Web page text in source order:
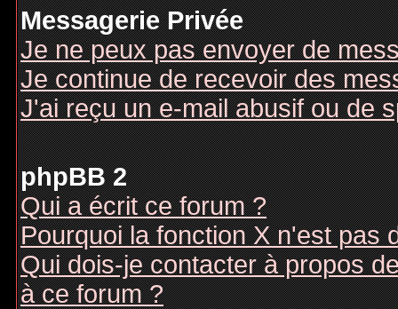
Messagerie Privée
Je ne peux pas envoyer de
Je continue de recevoir des
J'ai reçu un e-mail abusif ou de
phpBB 2
Qui a écrit ce forum ?
Pourquoi la fonction X n'est pas
Qui dois-je contacter à propos
à ce forum ?